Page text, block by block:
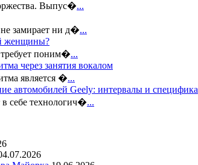
Выпус�...
замирает ни д�...
женщины?
требует поним�...
через занятия вокалом
является �...
автомобилей Geely: интервалы и специфика
себе технологич�...